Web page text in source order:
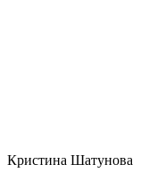
Кристина Шатунова